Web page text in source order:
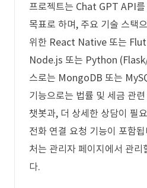
프로젝트는 Chat GPT API
목표로 하며, 주요 기술 스택
위한 React Native 또는
Node.js 또는 Python
스로는 MongoDB 또는
기능으로는 법률 및 세금 관
챗봇과, 더 상세한 상담이 필
전화 연결 요청 기능이 포함
처는 관리자 페이지에서 관리
다.